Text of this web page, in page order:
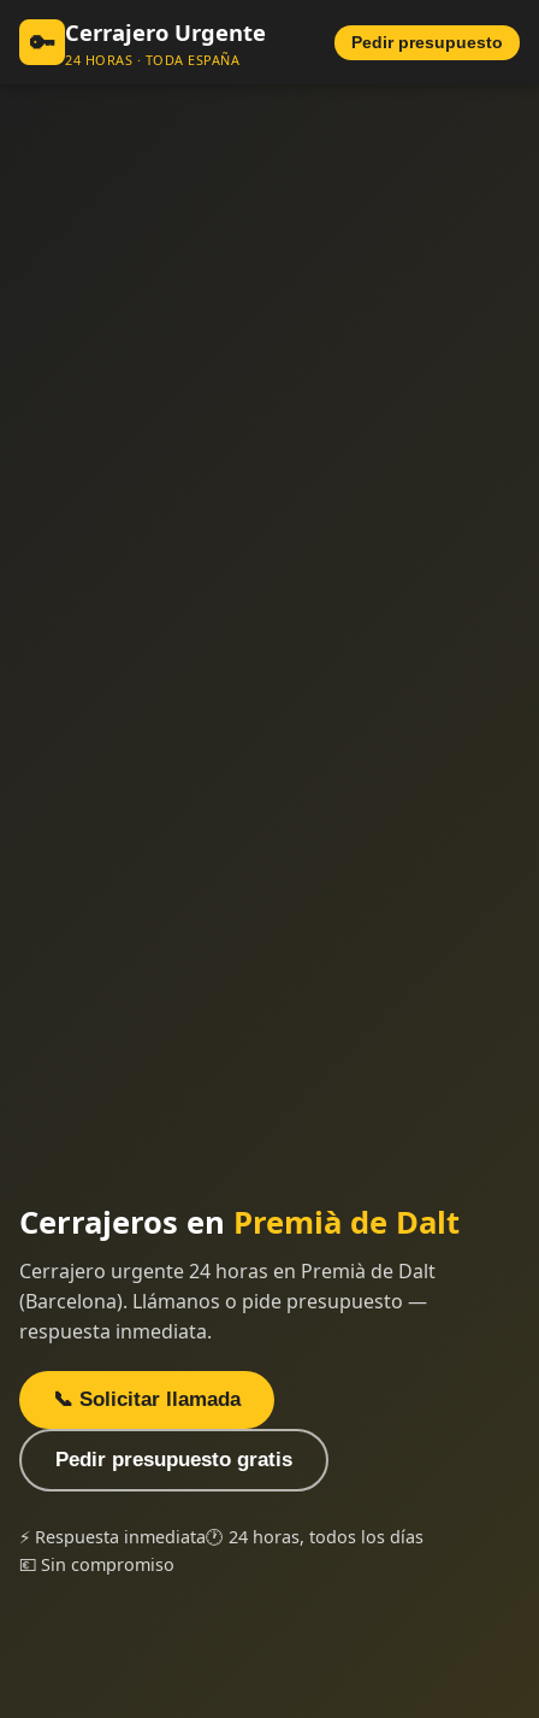
🔑 Cerrajero Urgente
24 HORAS · TODA ESPAÑA
Pedir presupuesto
Cerrajeros en Premià de Dalt
Cerrajero urgente 24 horas en Premià de Dalt
(Barcelona). Llámanos o pide presupuesto —
respuesta inmediata.
📞 Solicitar llamada
Pedir presupuesto gratis
⚡ Respuesta inmediata🕐 24 horas, todos los días
💶 Sin compromiso